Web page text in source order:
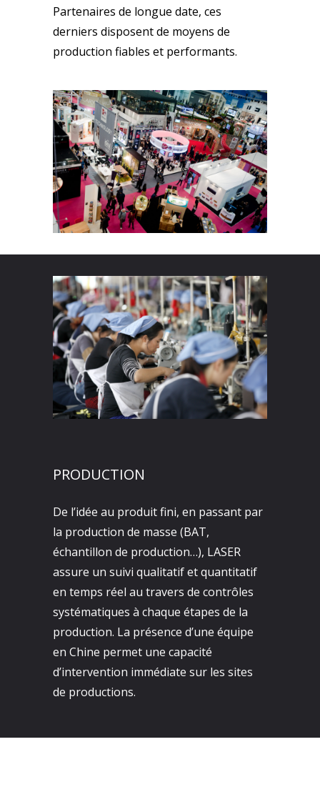
Partenaires de longue date, ces
derniers disposent de moyens de
production fiables et performants.
PRODUCTION
De l’idée au produit fini, en passant par
la production de masse (BAT,
échantillon de production…), LASER
assure un suivi qualitatif et quantitatif
en temps réel au travers de contrôles
systématiques à chaque étapes de la
production. La présence d’une équipe
en Chine permet une capacité
d’intervention immédiate sur les sites
de productions.